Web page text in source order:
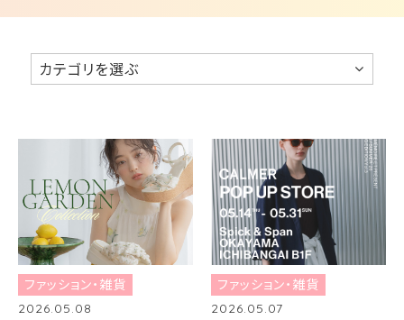
カテゴリを選ぶ
ファッション・雑貨
2026.05.08
ファッション・雑貨
2026.05.07